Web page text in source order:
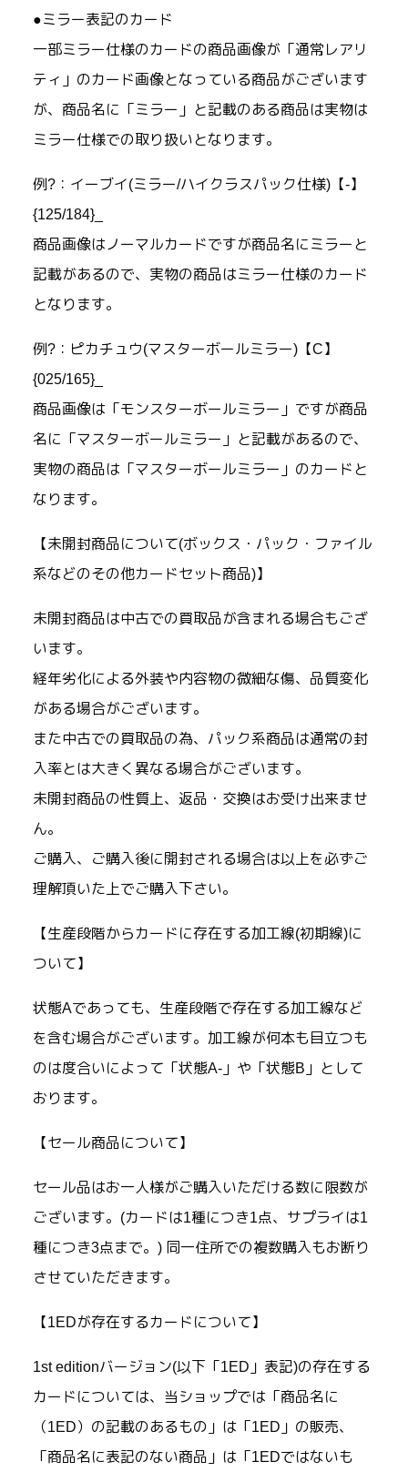
●ミラー表記のカード
一部ミラー仕様のカードの商品画像が「通常レアリ
ティ」のカード画像となっている商品がございます
が、商品名に「ミラー」と記載のある商品は実物は
ミラー仕様での取り扱いとなります。
例?：イーブイ(ミラー/ハイクラスパック仕様)【-】
{125/184}_
商品画像はノーマルカードですが商品名にミラーと
記載があるので、実物の商品はミラー仕様のカード
となります。
例?：ピカチュウ(マスターボールミラー)【C】
{025/165}_
商品画像は「モンスターボールミラー」ですが商品
名に「マスターボールミラー」と記載があるので、
実物の商品は「マスターボールミラー」のカードと
なります。
【未開封商品について(ボックス・パック・ファイル
系などのその他カードセット商品)】
未開封商品は中古での買取品が含まれる場合もござ
います。
経年劣化による外装や内容物の微細な傷、品質変化
がある場合がございます。
また中古での買取品の為、パック系商品は通常の封
入率とは大きく異なる場合がございます。
未開封商品の性質上、返品・交換はお受け出来ませ
ん。
ご購入、ご購入後に開封される場合は以上を必ずご
理解頂いた上でご購入下さい。
【生産段階からカードに存在する加工線(初期線)に
ついて】
状態Aであっても、生産段階で存在する加工線など
を含む場合がございます。加工線が何本も目立つも
のは度合いによって「状態A-」や「状態B」として
おります。
【セール商品について】
セール品はお一人様がご購入いただける数に限数が
ございます。(カードは1種につき1点、サプライは1
種につき3点まで。) 同一住所での複数購入もお断り
させていただきます。
【1EDが存在するカードについて】
1st editionバージョン(以下「1ED」表記)の存在する
カードについては、当ショップでは「商品名に
（1ED）の記載のあるもの」は「1ED」の販売、
「商品名に表記のない商品」は「1EDではないも